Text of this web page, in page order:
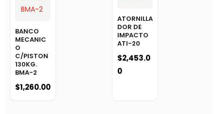
BANCO
MECANIC
O
C/PISTON
130KG.
BMA-2
$1,260.00
ATORNILLA
DOR DE
IMPACTO
ATI-20
$2,453.0
0